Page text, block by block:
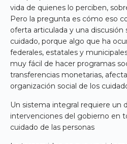
vida de quienes lo perciben,
Pero la pregunta es cómo eso
oferta articulada y una discusión
cuidado, porque algo que ha
federales, estatales y
muy fácil de hacer programas
transferencias monetarias,
organización social de los
Un sistema integral requiere un
intervenciones del gobierno en
cuidado de las personas